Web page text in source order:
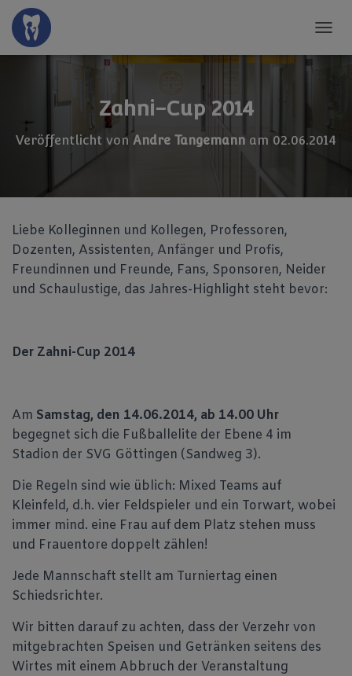
A
I
T
Zahni-Cup 2014
Veröffentlicht von Andre Tangemann am 02.06.2014
Liebe Kolleginnen und Kollegen, Professoren,
Dozenten, Assistenten, Anfänger und Profis,
Freundinnen und Freunde, Fans, Sponsoren, Neider
und Schaulustige, das Jahres-Highlight steht bevor:
Der Zahni-Cup 2014
Am Samstag, den 14.06.2014, ab 14.00 Uhr
begegnet sich die Fußballelite der Ebene 4 im
Stadion der SVG Göttingen (Sandweg 3).
Die Regeln sind wie üblich: Mixed Teams auf
Kleinfeld, d.h. vier Feldspieler und ein Torwart, wobei
immer mind. eine Frau auf dem Platz stehen muss
und Frauentore doppelt zählen!
Jede Mannschaft stellt am Turniertag einen
Schiedsrichter.
Wir bitten darauf zu achten, dass der Verzehr von
mitgebrachten Speisen und Getränken seitens des
Wirtes mit einem Abbruch der Veranstaltung